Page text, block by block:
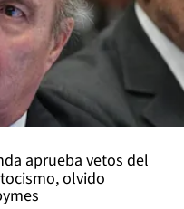
aprueba vetos del
olvido